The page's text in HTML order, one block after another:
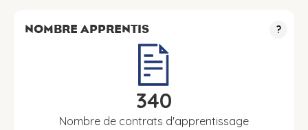
NOMBRE APPRENTIS ?
340
Nombre de contrats d'apprentissage